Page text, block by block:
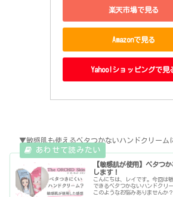
楽天市場で見る
Amazonで見る
Yahoo!ショッピングで見
▼敏感肌も使えるベタつかないハンドクリーム
【敏感肌が使用】ベタつ
します！
こんにちは、レイです。今回は
できるベタつかないハンドクリ
このようなお悩みありませんか